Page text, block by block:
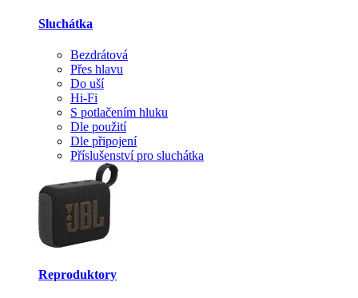
Sluchátka
Bezdrátová
Přes hlavu
Do uší
Hi-Fi
S potlačením hluku
Dle použití
Dle připojení
Příslušenství pro sluchátka
Reproduktory